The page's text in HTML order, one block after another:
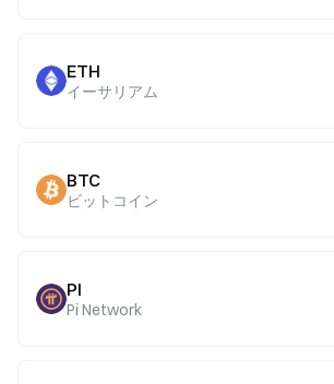
ETH
イーサリアム
BTC
ビットコイン
PI
Pi Network